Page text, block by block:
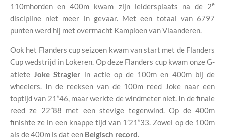
110mhorden en 400m kwam zijn leidersplaats na de 2e
discipline niet meer in gevaar. Met een totaal van 6797
punten werd hij met overmacht Kampioen van Vlaanderen.
Ook het Flanders cup seizoen kwam van start met de Flanders
Cup wedstrijd in Lokeren. Op deze Flanders cup kwam onze G-
atleteJoke Stragier in actie op de 100m en 400m bij de
wheelers. In de reeksen van de 100m reed Joke naar een
toptijd van 21”46, maar werkte de windmeter niet. In de finale
reed ze 22”88 met een stevige tegenwind. Op de 400m
finishte ze in een knappe tijd van 1’21”33. Zowel op de 100m
als de 400m is dat een Belgisch record.